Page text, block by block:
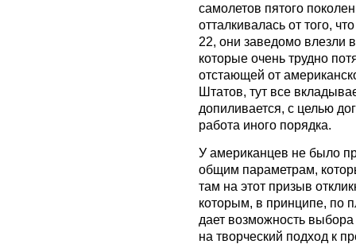
самолетов пятого
отталкивалась от того,
22, они заведомо влезли
которые очень трудно
отстающей от
Штатов, тут все
допиливается, с целью
работа иного порядка.
У американцев не было
общим параметрам,
там на этот призыв
которым, в принципе, по
дает возможность выбора
на творческий подход к